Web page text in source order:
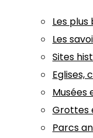
Les plus
Les
Sites
Eglises,
Musées
Grottes
Parcs